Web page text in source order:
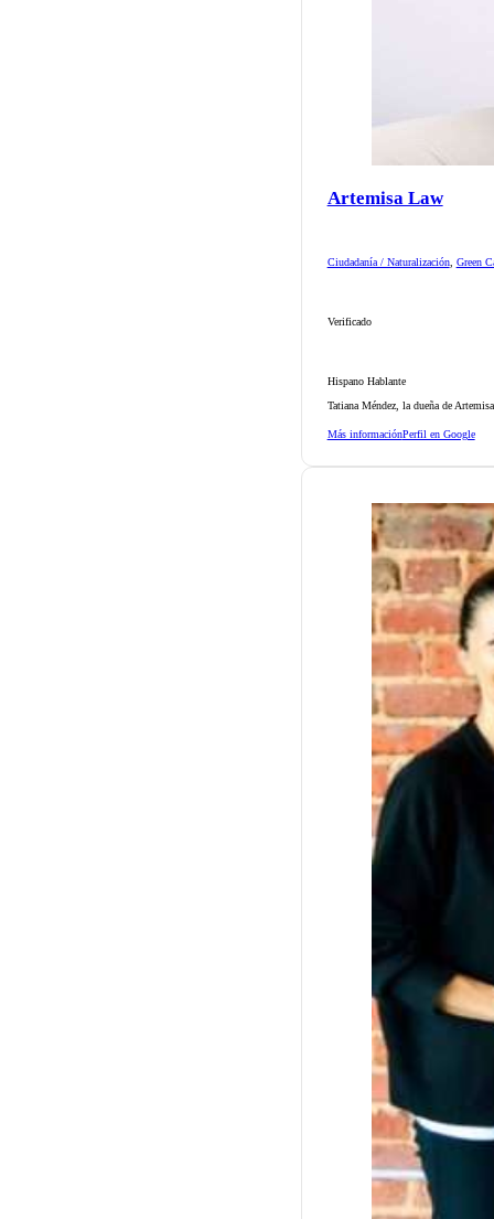
Artemisa Law
Ciudadanía / Naturalización, Green
Verificado
Hispano Hablante
Tatiana Méndez, la dueña de
Más informaciónPerfil en Google